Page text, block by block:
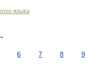
языка
6 7 8
9